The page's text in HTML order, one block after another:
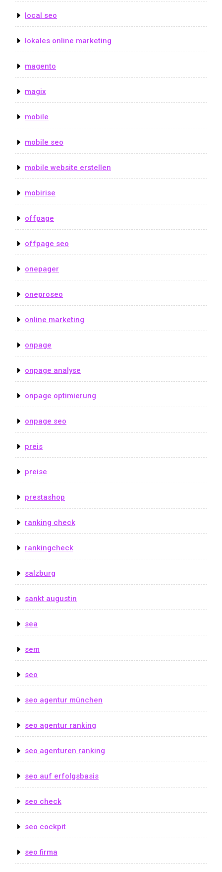
local seo
lokales online marketing
magento
magix
mobile
mobile seo
mobile website erstellen
mobirise
offpage
offpage seo
onepager
oneproseo
online marketing
onpage
onpage analyse
onpage optimierung
onpage seo
preis
preise
prestashop
ranking check
rankingcheck
salzburg
sankt augustin
sea
sem
seo
seo agentur münchen
seo agentur ranking
seo agenturen ranking
seo auf erfolgsbasis
seo check
seo cockpit
seo firma